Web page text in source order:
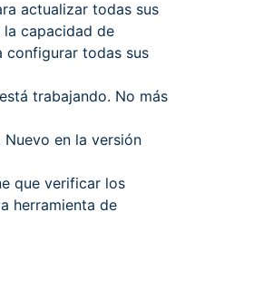
actualizar todas sus
la capacidad de
configurar todas sus
trabajando. No más
en la versión
que verificar los
herramienta de